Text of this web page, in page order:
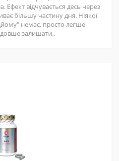
ваги є результатом
дієти, добавки замінюють
відчувається десь через
більшу частину дня. Ніякої
немає, просто легше
залишати..